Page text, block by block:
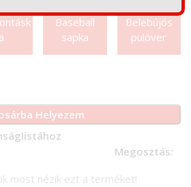
a
Baseball
sapka
Belebújós
pulóver
Helyezem
Megosztás:
most nézik ezt a terméket!